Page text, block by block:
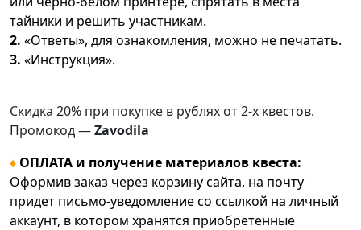
тайники и решить участникам.
2. «Ответы», для ознакомления, можно не печатать.
3. «Инструкция».
Скидка 20% при покупке в рублях от 2-х квестов.
Промокод —Zavodila
♦ ОПЛАТА и получение материалов квеста:
Оформив заказ через корзину сайта, на почту
придет письмо-уведомление со ссылкой на личный
аккаунт, в котором хранятся приобретенные